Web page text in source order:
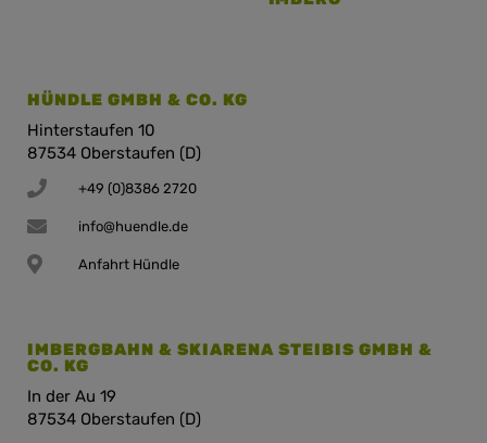
HÜNDLE GMBH & CO. KG
Hinterstaufen 10
87534 Oberstaufen (D)
+49 (0)8386 2720
info@huendle.de
Anfahrt Hündle
IMBERGBAHN & SKIARENA STEIBIS GMBH &
CO. KG
In der Au 19
87534 Oberstaufen (D)